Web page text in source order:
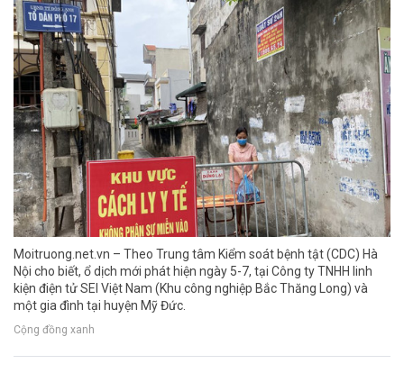
Moitruong.net.vn – Theo Trung tâm Kiểm soát bệnh tật (CDC) Hà
Nội cho biết, ổ dịch mới phát hiện ngày 5-7, tại Công ty TNHH linh
kiện điện tử SEI Việt Nam (Khu công nghiệp Bắc Thăng Long) và
một gia đình tại huyện Mỹ Đức.
Cộng đồng xanh